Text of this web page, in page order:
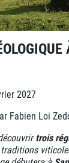
2027
Fabien Loi
trois